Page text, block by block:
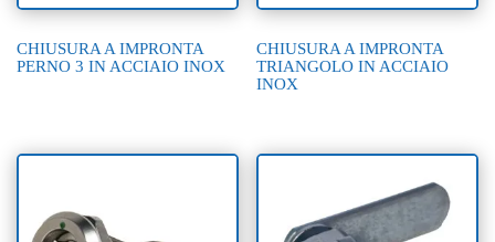
CHIUSURA A IMPRONTA
PERNO 3 IN ACCIAIO INOX
CHIUSURA A IMPRONTA
TRIANGOLO IN ACCIAIO
INOX